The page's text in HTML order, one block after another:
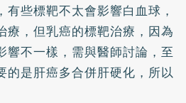
些標靶不太會影響白血球，
療，但乳癌的標靶治療，因為
響不一樣，需與醫師討論，至
的是肝癌多合併肝硬化 ，所以